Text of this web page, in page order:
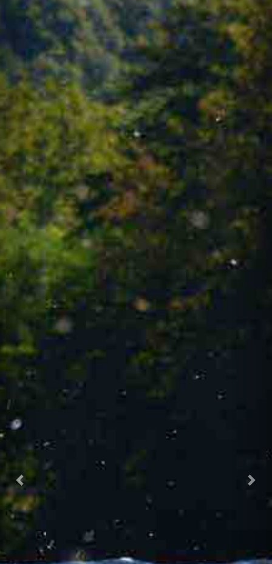
Les stations de contrôle permettent
de comptabiliser les effectifs et la
dynamique des populations de
migrateurs